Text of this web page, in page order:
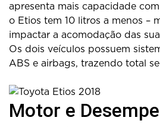
apresenta mais capacidade
o Etios tem 10 litros a menos –
impactar a acomodação das
Os dois veículos possuem
ABS e airbags, trazendo total
Motor e